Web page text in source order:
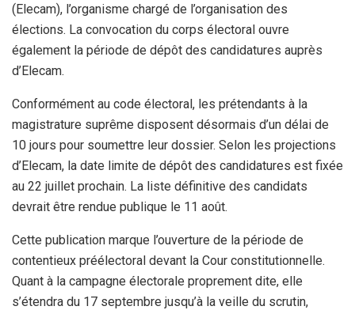
(Elecam), l’organisme chargé de l’organisation des
élections. La convocation du corps électoral ouvre
également la période de dépôt des candidatures auprès
d’Elecam.
Conformément au code électoral, les prétendants à la
magistrature suprême disposent désormais d’un délai de
10 jours pour soumettre leur dossier. Selon les projections
d’Elecam, la date limite de dépôt des candidatures est fixée
au 22 juillet prochain. La liste définitive des candidats
devrait être rendue publique le 11 août.
Cette publication marque l’ouverture de la période de
contentieux préélectoral devant la Cour constitutionnelle.
Quant à la campagne électorale proprement dite, elle
s’étendra du 17 septembre jusqu’à la veille du scrutin,